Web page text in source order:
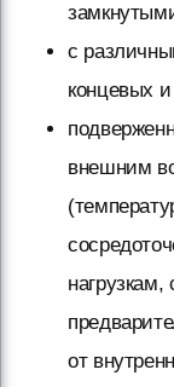
с
концевых
внешним
от